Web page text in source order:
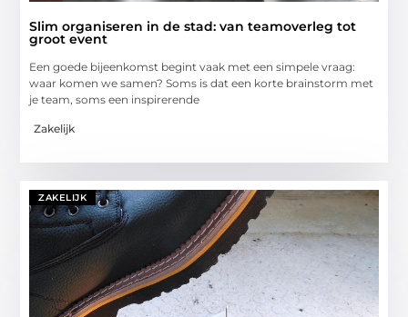
Slim organiseren in de stad: van teamoverleg tot
groot event
Een goede bijeenkomst begint vaak met een simpele vraag:
waar komen we samen? Soms is dat een korte brainstorm met
je team, soms een inspirerende
Zakelijk
ZAKELIJK